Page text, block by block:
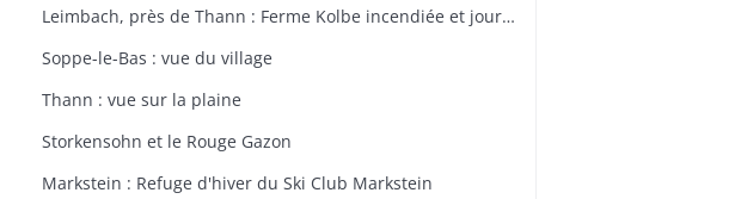
Leimbach, près de Thann : Ferme Kolbe incendiée et journellement bombardée avec les dépendances en ruines
Soppe-le-Bas : vue du village
Thann : vue sur la plaine
Storkensohn et le Rouge Gazon
Markstein : Refuge d'hiver du Ski Club Markstein